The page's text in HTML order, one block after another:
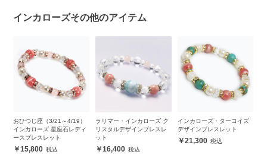
インカローズその他のアイテム
おひつじ座（3/21～4/19）
インカローズ 星座石レディ
ースブレスレット
15,800
ラリマー・インカローズ ク
リスタルデザインブレスレ
ット
16,400
インカローズ・ターコイズ
デザインブレスレット
21,300